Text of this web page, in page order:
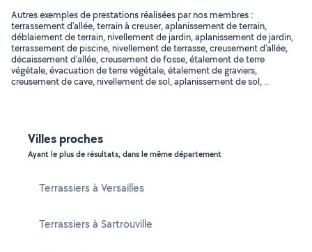
Autres exemples de prestations réalisées par nos membres :
terrassement d'allée, terrain à creuser, aplanissement de terrain,
déblaiement de terrain, nivellement de jardin, aplanissement de jardin,
terrassement de piscine, nivellement de terrasse, creusement d'allée,
décaissement d'allée, creusement de fosse, étalement de terre
végétale, évacuation de terre végétale, étalement de graviers,
creusement de cave, nivellement de sol, aplanissement de sol, ..
Villes proches
Ayant le plus de résultats, dans le même département
Terrassiers à Versailles
Terrassiers à Sartrouville